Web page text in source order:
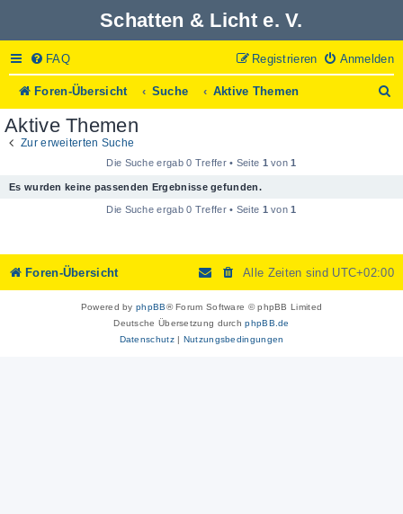
Schatten & Licht e. V.
FAQ Anmelden
Registrieren
Foren-Übersicht Suche Aktive Themen
u
Aktive Themen
Zur erweiterten Suche
Die Suche ergab 0 Treffer • Seite 1von1
Es wurden keine passenden Ergebnisse gefunden.
Die Suche ergab 0 Treffer • Seite 1von1
Foren-Übersicht Alle Zeiten sind UTC+02:00
Powered byphpBB® Forum Software © phpBB Limited
Deutsche Übersetzung durchphpBB.de
Datenschutz| Nutzungsbedingungen